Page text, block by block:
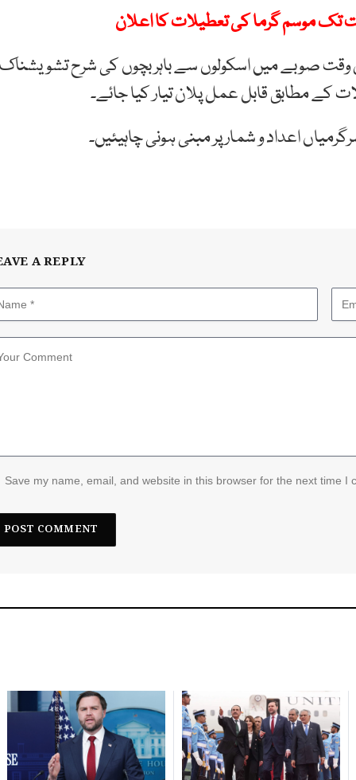
وقت صوبے میں اسکولوں سے باہر بچوں کی شرح
مطابق قابل عمل پلان تیار کیا جائے۔
اعداد و شمار پر مبنی ہونی چاہیئیں۔
A REPLY
Save my name, email, and website in this browser for the next time I